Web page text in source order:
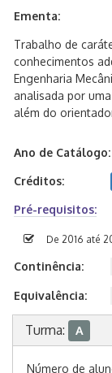
Ementa:
Trabalho de
conhecimentos
Engenharia
analisada por
além do
Ano de Catálogo:
Créditos:
Pré-requisitos:
De 2016 até
Continência:
Equivalência:
Turma: A
Número de